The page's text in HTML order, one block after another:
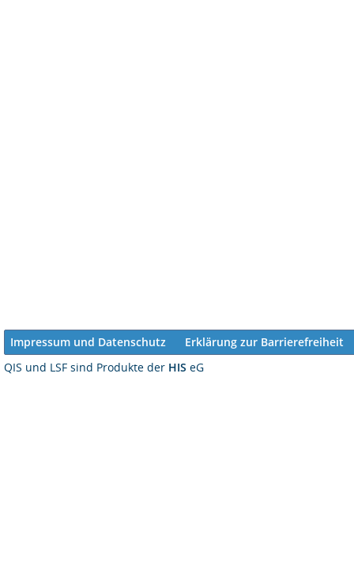
Impressum und Datenschutz
Erklärung zur Barrierefreiheit
QIS und LSF sind Produkte der HIS eG